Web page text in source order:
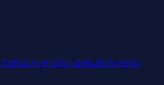
AI e GEO, spiegati in modo